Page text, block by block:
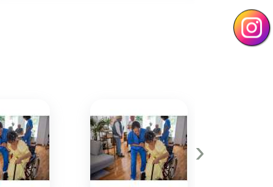
hoje eu
›